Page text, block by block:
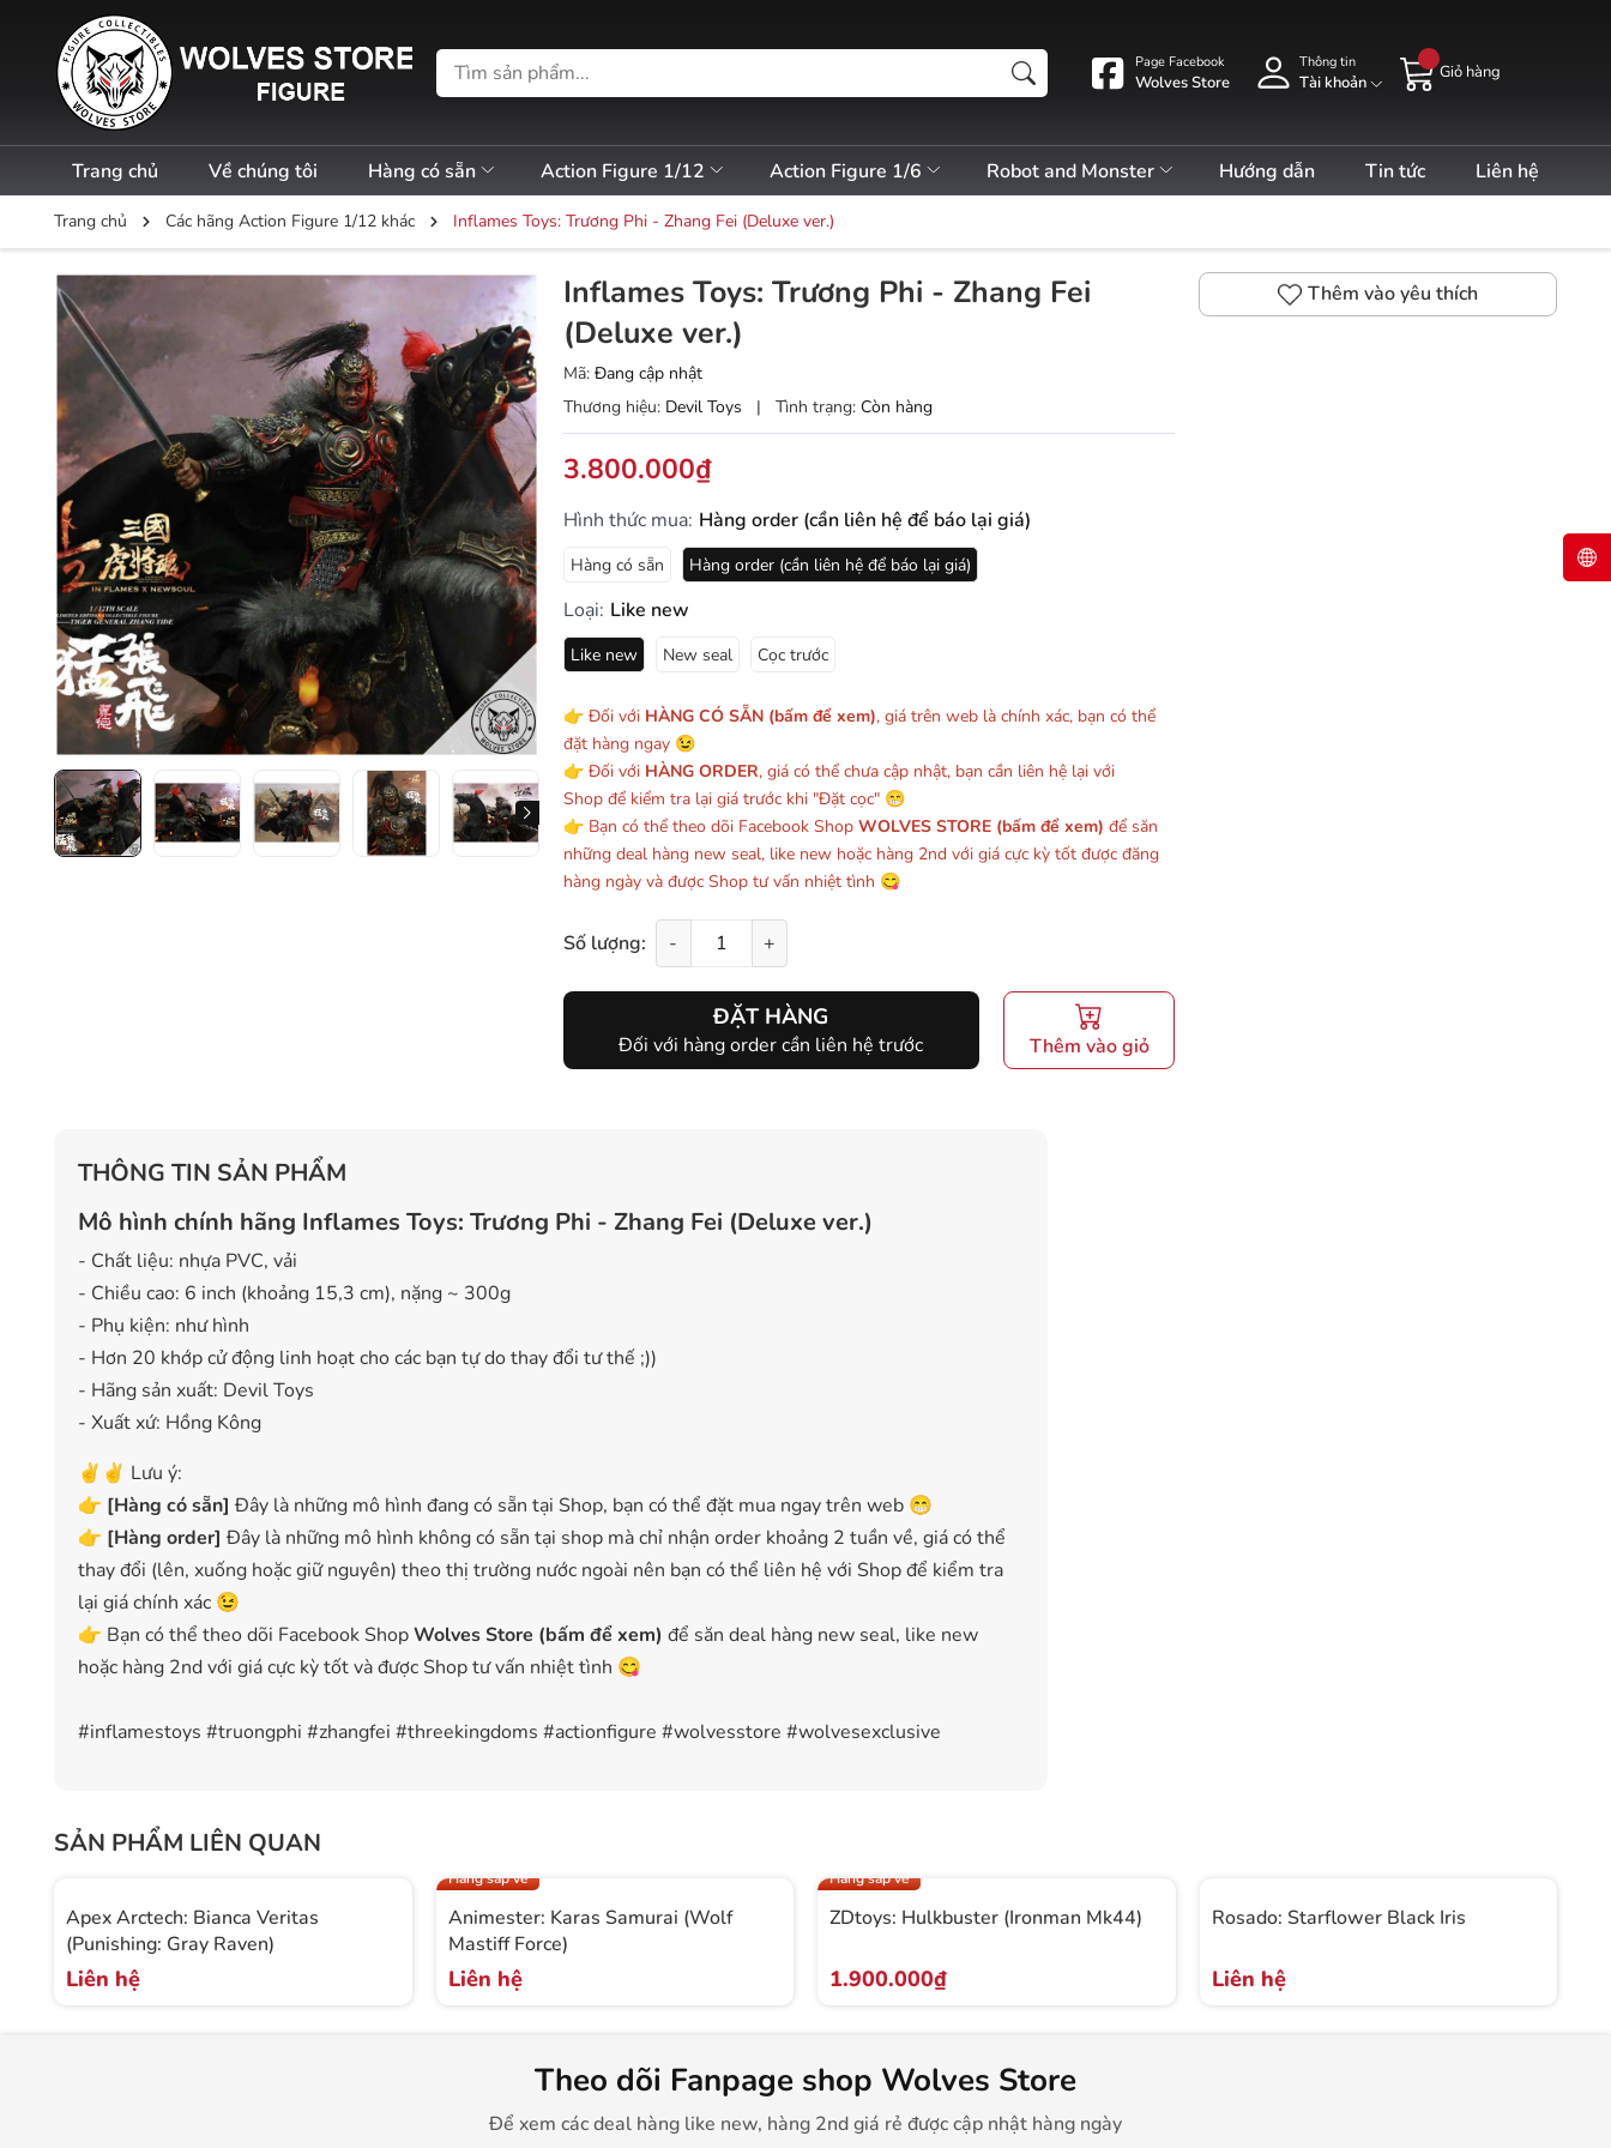
Page Facebook
Wolves Store
Thông tin
Tài khoản
Giỏ hàng
Trang chủ Về chúng tôi Hàng có sẵn Action Figure 1/12 Action Figure 1/6 Robot and Monster Hướng dẫn Tin tức Liên hệ
Trang chủ Các hãng Action Figure 1/12 khác Inflames Toys: Trương Phi - Zhang Fei (Deluxe ver.)
Inflames Toys: Trương Phi - Zhang Fei
(Deluxe ver.)
Mã: Đang cập nhật
Thương hiệu: Devil Toys | Tình trạng: Còn hàng
3.800.000₫
Hình thức mua: Hàng order (cần liên hệ để báo lại giá)
Hàng có sẵn Hàng order (cần liên hệ để báo lại giá)
Loại: Like new
Like new New seal Cọc trước
👉 Đối với HÀNG CÓ SẴN (bấm để xem), giá trên web là chính xác, bạn có thể
đặt hàng ngay 😉
👉 Đối với HÀNG ORDER, giá có thể chưa cập nhật, bạn cần liên hệ lại với
Shop để kiểm tra lại giá trước khi "Đặt cọc" 😁
👉 Bạn có thể theo dõi Facebook Shop WOLVES STORE (bấm để xem) để săn
những deal hàng new seal, like new hoặc hàng 2nd với giá cực kỳ tốt được đăng
hàng ngày và được Shop tư vấn nhiệt tình 😋
Số lượng: - +
ĐẶT HÀNG
Đối với hàng order cần liên hệ trước Thêm vào giỏ
Thêm vào yêu thích
THÔNG TIN SẢN PHẨM
Mô hình chính hãng Inflames Toys: Trương Phi - Zhang Fei (Deluxe ver.)
- Chất liệu: nhựa PVC, vải
- Chiều cao: 6 inch (khoảng 15,3 cm), nặng ~ 300g
- Phụ kiện: như hình
- Hơn 20 khớp cử động linh hoạt cho các bạn tự do thay đổi tư thế ;))
- Hãng sản xuất: Devil Toys
- Xuất xứ: Hồng Kông
✌️✌️ Lưu ý:
👉 [Hàng có sẵn] Đây là những mô hình đang có sẵn tại Shop, bạn có thể đặt mua ngay trên web 😁
👉 [Hàng order] Đây là những mô hình không có sẵn tại shop mà chỉ nhận order khoảng 2 tuần về, giá có thể
thay đổi (lên, xuống hoặc giữ nguyên) theo thị trường nước ngoài nên bạn có thể liên hệ với Shop để kiểm tra
lại giá chính xác 😉
👉 Bạn có thể theo dõi Facebook ShopWolves Store (bấm để xem) để săn deal hàng new seal, like new
hoặc hàng 2nd với giá cực kỳ tốt và được Shop tư vấn nhiệt tình 😋
#inflamestoys #truongphi #zhangfei #threekingdoms #actionfigure #wolvesstore #wolvesexclusive
SẢN PHẨM LIÊN QUAN
Apex Arctech: Bianca Veritas
(Punishing: Gray Raven)
Liên hệ
Hàng sắp về
Animester: Karas Samurai (Wolf
Mastiff Force)
Liên hệ
Hàng sắp về
ZDtoys: Hulkbuster (Ironman Mk44)
1.900.000₫
Rosado: Starflower Black Iris
Liên hệ
Theo dõi Fanpage shop Wolves Store
Để xem các deal hàng like new, hàng 2nd giá rẻ được cập nhật hàng ngày